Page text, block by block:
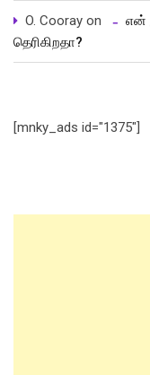
O. Cooray on
என்
தெரிகிறதா?
[mnky_ads id="1375"]